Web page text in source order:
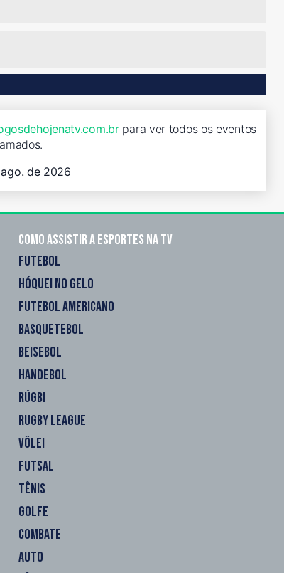
para ver todos os eventos
de 2026
Como assistir a esportes na TV
FUTEBOL
HÓQUEI NO GELO
FUTEBOL AMERICANO
BASQUETEBOL
BEISEBOL
HANDEBOL
RÚGBI
RUGBY LEAGUE
VÔLEI
FUTSAL
TÊNIS
GOLFE
COMBATE
AUTO